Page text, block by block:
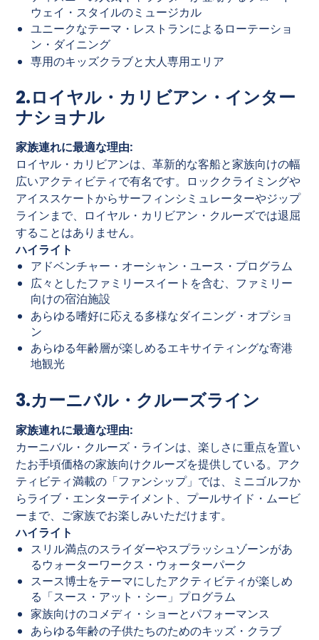
ウェイ・スタイルのミュージカル
ユニークなテーマ・レストランによるローテーショ
ン・ダイニング
専用のキッズクラブと大人専用エリア
2.ロイヤル・カリビアン・インター
ナショナル
家族連れに最適な理由:
ロイヤル・カリビアンは、革新的な客船と家族向けの幅
広いアクティビティで有名です。ロッククライミングや
アイススケートからサーフィンシミュレーターやジップ
ラインまで、ロイヤル・カリビアン・クルーズでは退屈
することはありません。
ハイライト
アドベンチャー・オーシャン・ユース・プログラム
広々としたファミリースイートを含む、ファミリー
向けの宿泊施設
あらゆる嗜好に応える多様なダイニング・オプショ
ン
あらゆる年齢層が楽しめるエキサイティングな寄港
地観光
3.カーニバル・クルーズライン
家族連れに最適な理由:
カーニバル・クルーズ・ラインは、楽しさに重点を置い
たお手頃価格の家族向けクルーズを提供している。アク
ティビティ満載の「ファンシップ」では、ミニゴルフか
らライブ・エンターテイメント、プールサイド・ムービ
ーまで、ご家族でお楽しみいただけます。
ハイライト
スリル満点のスライダーやスプラッシュゾーンがあ
るウォーターワークス・ウォーターパーク
スース博士をテーマにしたアクティビティが楽しめ
る「スース・アット・シー」プログラム
家族向けのコメディ・ショーとパフォーマンス
あらゆる年齢の子供たちのためのキッズ・クラブ